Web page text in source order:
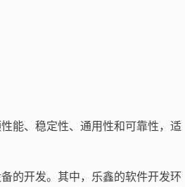
能、稳定性、通用性和可靠性，适
的开发。其中，乐鑫的软件开发环